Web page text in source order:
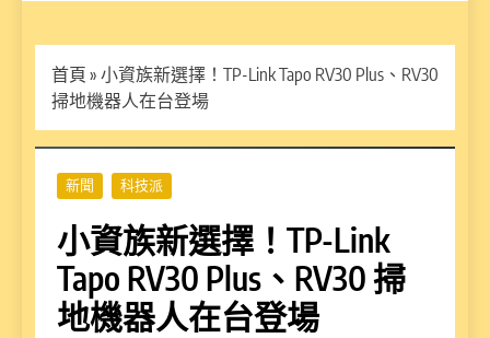
首頁 » 小資族新選擇！TP-Link Tapo RV30 Plus、RV30
掃地機器人在台登場
新聞 科技派
小資族新選擇！TP-Link
Tapo RV30 Plus、RV30 掃
地機器人在台登場